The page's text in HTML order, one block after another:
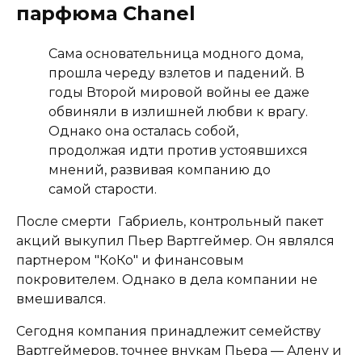
парфюма Chanel
Сама основательница модного дома,
прошла череду взлетов и падений. В
годы Второй мировой войны ее даже
обвиняли в излишней любви к врагу.
Однако она осталась собой,
продолжая идти против устоявшихся
мнений, развивая компанию до
самой старости.
После смерти Габриель, контрольный пакет
акций выкупил Пьер Вартгеймер. Он являлся
партнером "КоКо" и финансовым
покровителем. Однако в дела компании не
вмешивался.
Сегодня компания принадлежит семейству
Вартгеймеров, точнее внукам Пьера — Алену и